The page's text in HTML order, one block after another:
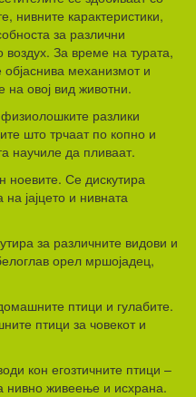
нивните карактеристики,
за различни
За време на турата,
механизмот и
на овој вид животни.
разлики
што трчаат по копно и
научиле да пливаат.
ноевите. Се дискутира
јајцето и нивната
за различните видови и
орел мршојадец,
птици и гулабите.
птици за човекот и
кон егозтичните птици –
нивно живеење и исхрана.